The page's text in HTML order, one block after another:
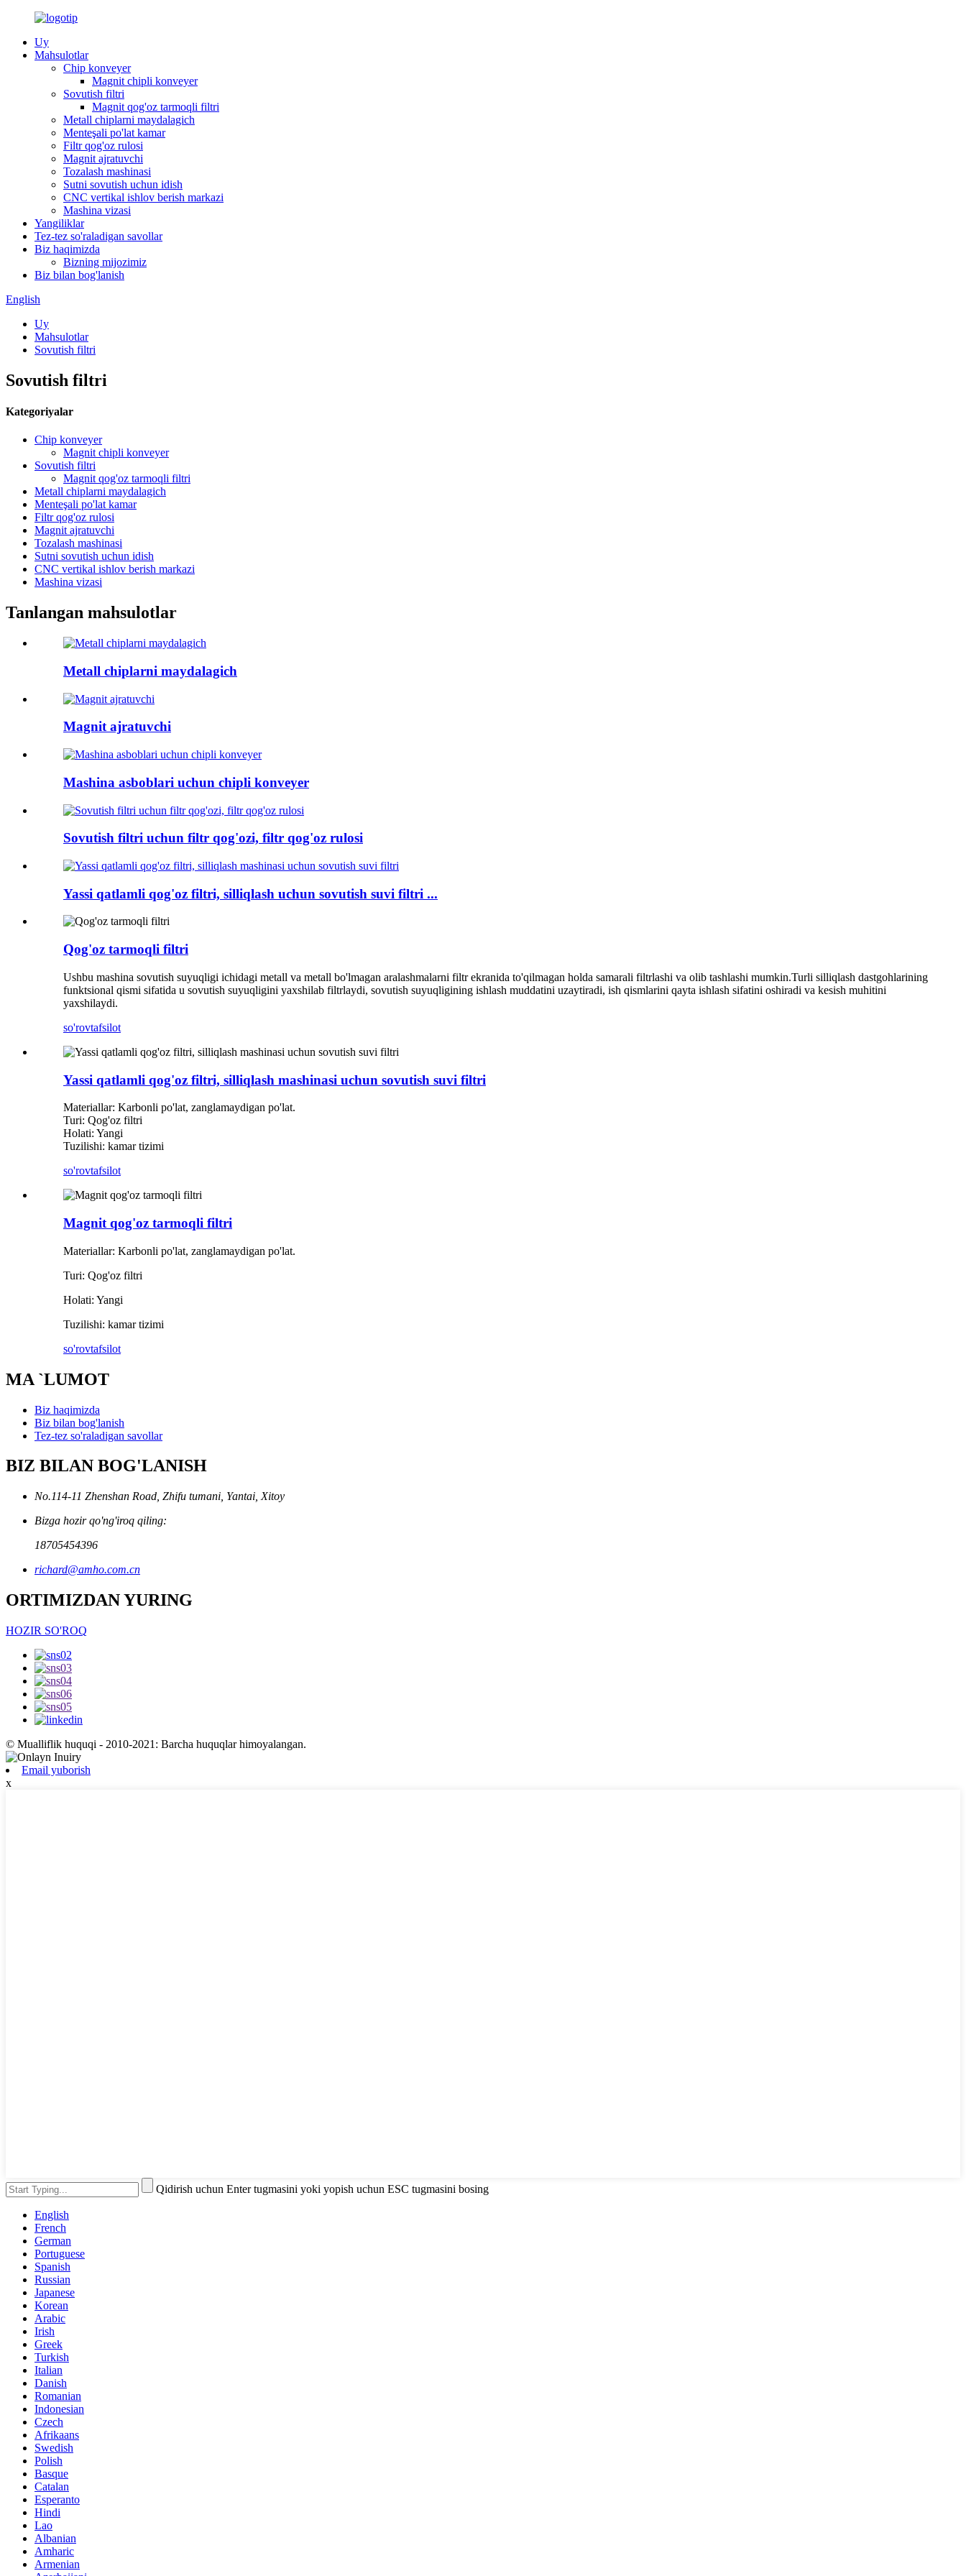
Uy
Mahsulotlar
Chip konveyer
Magnit chipli konveyer
Sovutish filtri
Magnit qog'oz tarmoqli filtri
Metall chiplarni maydalagich
Menteşali po'lat kamar
Filtr qog'oz rulosi
Magnit ajratuvchi
Tozalash mashinasi
Sutni sovutish uchun idish
CNC vertikal ishlov berish markazi
Mashina vizasi
Yangiliklar
Tez-tez so'raladigan savollar
Biz haqimizda
Bizning mijozimiz
Biz bilan bog'lanish
English
Uy
Mahsulotlar
Sovutish filtri
Sovutish filtri
Kategoriyalar
Chip konveyer
Magnit chipli konveyer
Sovutish filtri
Magnit qog'oz tarmoqli filtri
Metall chiplarni maydalagich
Menteşali po'lat kamar
Filtr qog'oz rulosi
Magnit ajratuvchi
Tozalash mashinasi
Sutni sovutish uchun idish
CNC vertikal ishlov berish markazi
Mashina vizasi
Tanlangan mahsulotlar
Metall chiplarni maydalagich
Magnit ajratuvchi
Mashina asboblari uchun chipli konveyer
Sovutish filtri uchun filtr qog'ozi, filtr qog'oz rulosi
Yassi qatlamli qog'oz filtri, silliqlash uchun sovutish suvi filtri ...
Qog'oz tarmoqli filtri
Ushbu mashina sovutish suyuqligi ichidagi metall va metall bo'lmagan aralashmalarni filtr ekranida to'qilmagan holda samarali filtrlashi va olib tashlashi mumkin.Turli silliqlash dastgohlarining
funktsional qismi sifatida u sovutish suyuqligini yaxshilab filtrlaydi, sovutish suyuqligining ishlash muddatini uzaytiradi, ish qismlarini qayta ishlash sifatini oshiradi va kesish muhitini
yaxshilaydi.
so'rovtafsilot
Yassi qatlamli qog'oz filtri, silliqlash mashinasi uchun sovutish suvi filtri
Materiallar: Karbonli po'lat, zanglamaydigan po'lat.
Turi: Qog'oz filtri
Holati: Yangi
Tuzilishi: kamar tizimi
so'rovtafsilot
Magnit qog'oz tarmoqli filtri
Materiallar: Karbonli po'lat, zanglamaydigan po'lat.
Turi: Qog'oz filtri
Holati: Yangi
Tuzilishi: kamar tizimi
so'rovtafsilot
MA `LUMOT
Biz haqimizda
Biz bilan bog'lanish
Tez-tez so'raladigan savollar
BIZ BILAN BOG'LANISH
No.114-11 Zhenshan Road, Zhifu tumani, Yantai, Xitoy
Bizga hozir qo'ng'iroq qiling:
18705454396
richard@amho.com.cn
ORTIMIZDAN YURING
HOZIR SO'ROQ
© Mualliflik huquqi - 2010-2021: Barcha huquqlar himoyalangan.
Email yuborish
x
Qidirish uchun Enter tugmasini yoki yopish uchun ESC tugmasini bosing
English
French
German
Portuguese
Spanish
Russian
Japanese
Korean
Arabic
Irish
Greek
Turkish
Italian
Danish
Romanian
Indonesian
Czech
Afrikaans
Swedish
Polish
Basque
Catalan
Esperanto
Hindi
Lao
Albanian
Amharic
Armenian